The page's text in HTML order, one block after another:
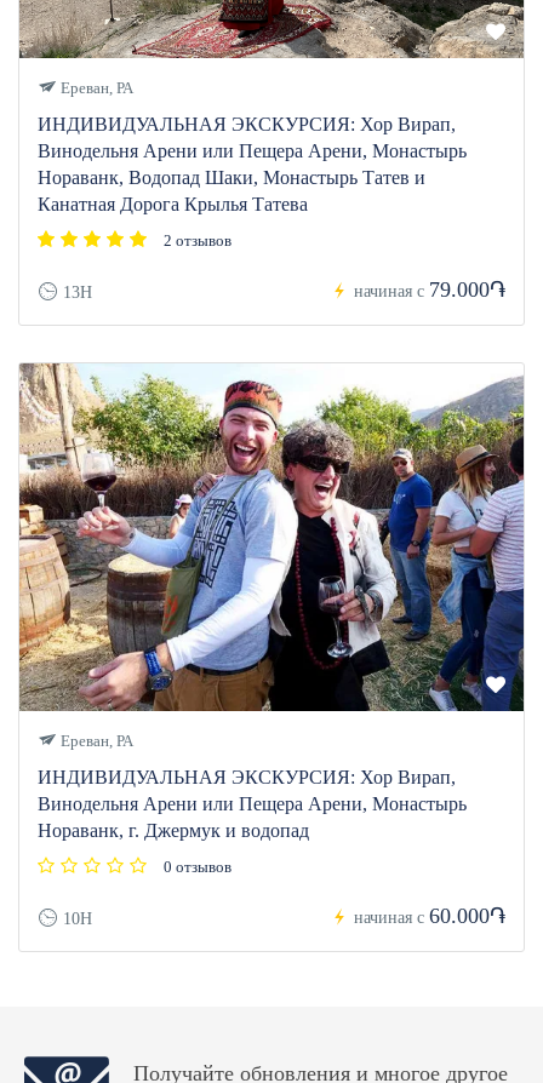
Ереван, РА
ИНДИВИДУАЛЬНАЯ ЭКСКУРСИЯ: Хор Вирап,
Винодельня Арени или Пещера Арени, Монастырь
Нораванк, Водопад Шаки, Монастырь Татев и
Канатная Дорога Крылья Татева
2 отзывов
13H начиная с 79.000֏
Ереван, РА
ИНДИВИДУАЛЬНАЯ ЭКСКУРСИЯ: Хор Вирап,
Винодельня Арени или Пещера Арени, Монастырь
Нораванк, г. Джермук и водопад
0 отзывов
10H начиная с 60.000֏
Получайте обновления и многое другое